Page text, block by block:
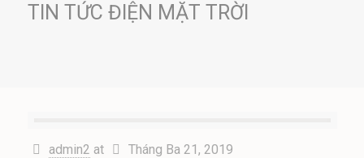
TIN TỨC ĐIỆN MẶT TRỜI
admin2 at Tháng Ba 21, 2019